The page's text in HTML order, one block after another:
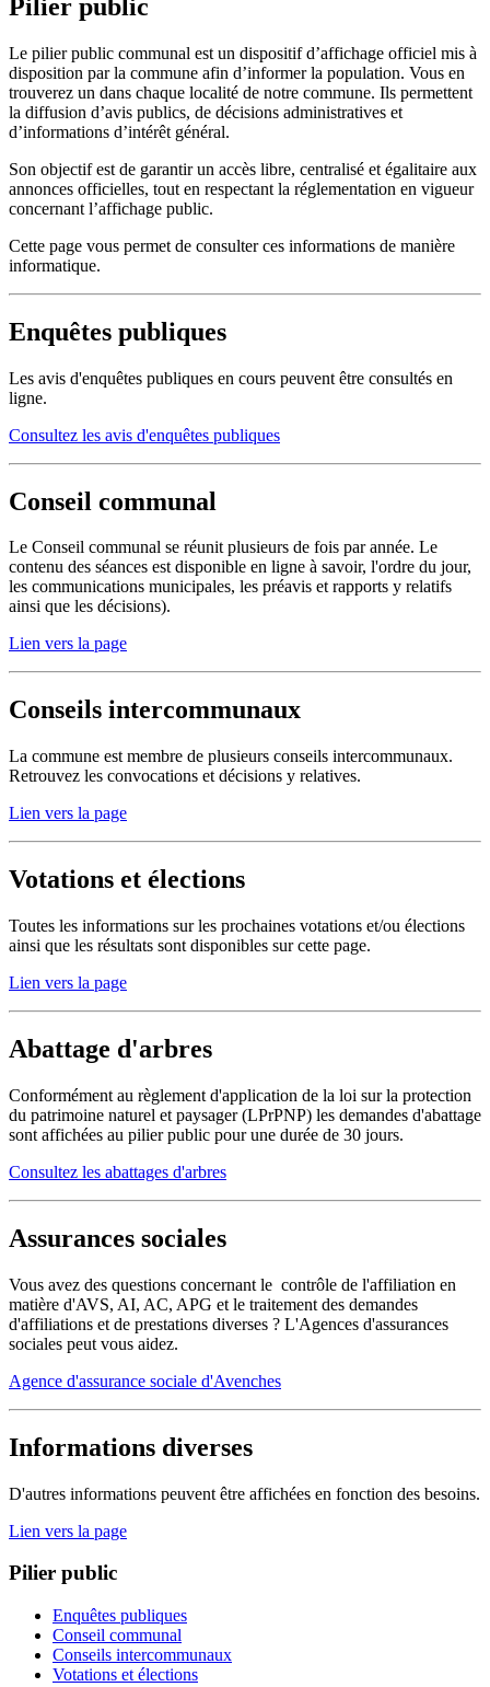
Pilier public
Le pilier public communal est un dispositif d’affichage officiel mis à
disposition par la commune afin d’informer la population. Vous en
trouverez un dans chaque localité de notre commune. Ils permettent
la diffusion d’avis publics, de décisions administratives et
d’informations d’intérêt général.
Son objectif est de garantir un accès libre, centralisé et égalitaire aux
annonces officielles, tout en respectant la réglementation en vigueur
concernant l’affichage public.
Cette page vous permet de consulter ces informations de manière
informatique.
Enquêtes publiques
Les avis d'enquêtes publiques en cours peuvent être consultés en
ligne.
Consultez les avis d'enquêtes publiques
Conseil communal
Le Conseil communal se réunit plusieurs de fois par année. Le
contenu des séances est disponible en ligne à savoir, l'ordre du jour,
les communications municipales, les préavis et rapports y relatifs
ainsi que les décisions).
Lien vers la page
Conseils intercommunaux
La commune est membre de plusieurs conseils intercommunaux.
Retrouvez les convocations et décisions y relatives.
Lien vers la page
Votations et élections
Toutes les informations sur les prochaines votations et/ou élections
ainsi que les résultats sont disponibles sur cette page.
Lien vers la page
Abattage d'arbres
Conformément au règlement d'application de la loi sur la protection
du patrimoine naturel et paysager (LPrPNP) les demandes d'abattage
sont affichées au pilier public pour une durée de 30 jours.
Consultez les abattages d'arbres
Assurances sociales
Vous avez des questions concernant le contrôle de l'affiliation en
matière d'AVS, AI, AC, APG et le traitement des demandes
d'affiliations et de prestations diverses ? L'Agences d'assurances
sociales peut vous aidez.
Agence d'assurance sociale d'Avenches
Informations diverses
D'autres informations peuvent être affichées en fonction des besoins.
Lien vers la page
Pilier public
Enquêtes publiques
Conseil communal
Conseils intercommunaux
Votations et élections